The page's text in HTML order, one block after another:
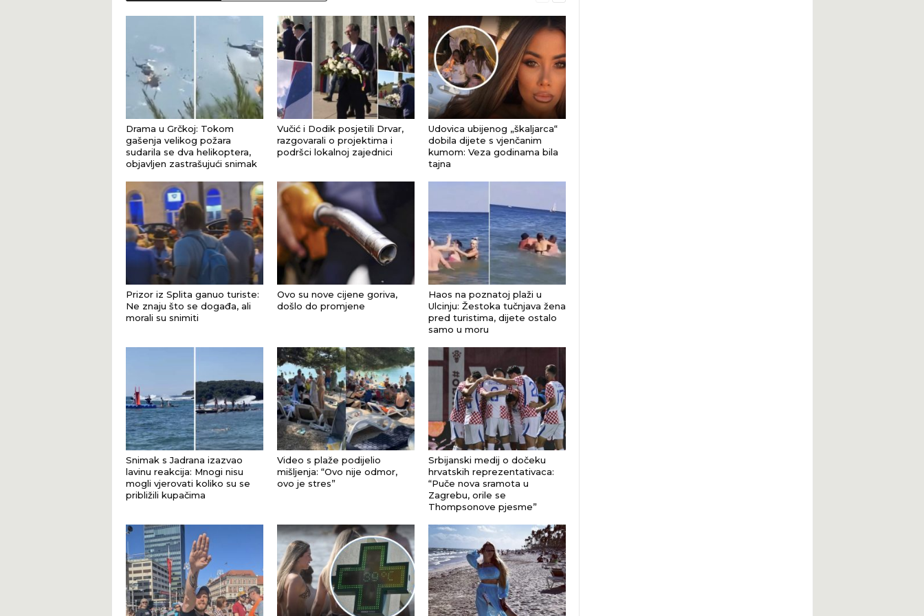
Drama u Grčkoj: Tokom
gašenja velikog požara
sudarila se dva helikoptera,
objavljen zastrašujući snimak
Vučić i Dodik posjetili Drvar,
razgovarali o projektima i
podršci lokalnoj zajednici
Udovica ubijenog „škaljarca“
dobila dijete s vjenčanim
kumom: Veza godinama bila
tajna
Prizor iz Splita ganuo turiste:
Ne znaju što se događa, ali
morali su snimiti
Ovo su nove cijene goriva,
došlo do promjene
Haos na poznatoj plaži u
Ulcinju: Žestoka tučnjava žena
pred turistima, dijete ostalo
samo u moru
Snimak s Jadrana izazvao
lavinu reakcija: Mnogi nisu
mogli vjerovati koliko su se
približili kupačima
Video s plaže podijelio
mišljenja: “Ovo nije odmor,
ovo je stres”
Srbijanski medij o dočeku
hrvatskih reprezentativaca:
“Puče nova sramota u
Zagrebu, orile se
Thompsonove pjesme”